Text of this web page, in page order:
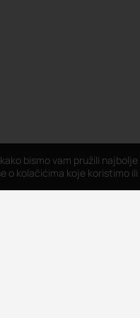
bismo vam pružili
o kolačićima koje koristimo